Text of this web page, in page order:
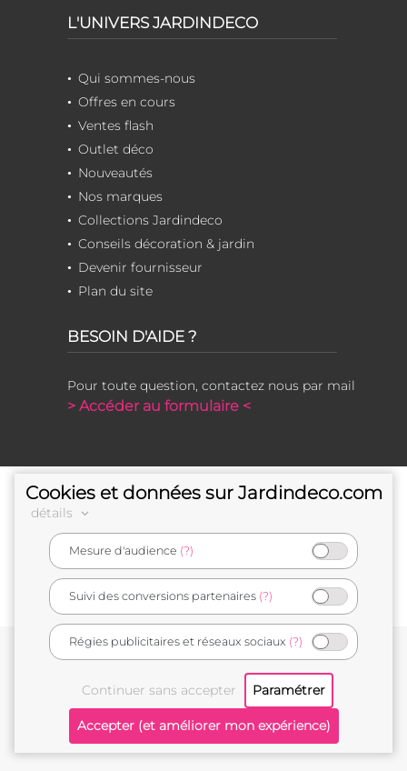
L'UNIVERS JARDINDECO
Qui sommes-nous
Offres en cours
Ventes flash
Outlet déco
Nouveautés
Nos marques
Collections Jardindeco
Conseils décoration & jardin
Devenir fournisseur
Plan du site
BESOIN D'AIDE ?
Pour toute question, contactez nous par mail
> Accéder au formulaire <
e-commerçant français
Mentions légales
Cookies et données sur Jardindeco.com
détails
Mesure d'audience (?)
Suivi des conversions partenaires (?)
Régies publicitaires et réseaux sociaux (?)